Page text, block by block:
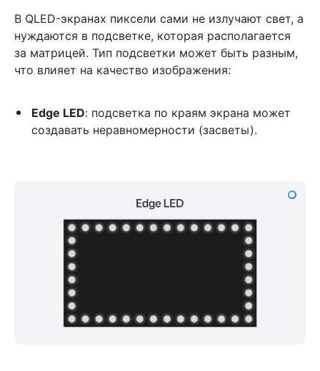
В QLED-экранах пиксели сами не излучают свет, а
нуждаются в подсветке, которая располагается
за матрицей. Тип подсветки может быть разным,
что влияет на качество изображения:
Edge LED: подсветка по краям экрана может
создавать неравномерности (засветы).